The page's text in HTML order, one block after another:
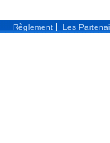
Règlement | Les